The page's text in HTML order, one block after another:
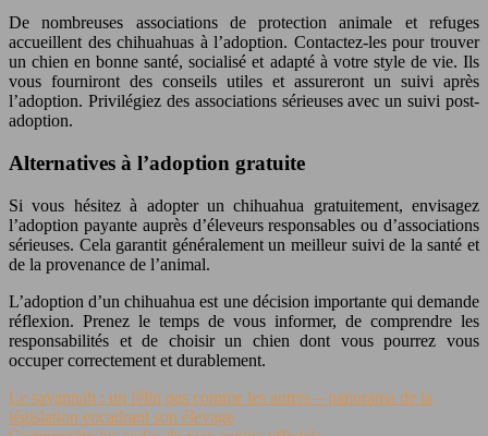
De nombreuses associations de protection animale et refuges
accueillent des chihuahuas à l’adoption. Contactez-les pour trouver
un chien en bonne santé, socialisé et adapté à votre style de vie. Ils
vous fourniront des conseils utiles et assureront un suivi après
l’adoption. Privilégiez des associations sérieuses avec un suivi post-
adoption.
Alternatives à l’adoption gratuite
Si vous hésitez à adopter un chihuahua gratuitement, envisagez
l’adoption payante auprès d’éleveurs responsables ou d’associations
sérieuses. Cela garantit généralement un meilleur suivi de la santé et
de la provenance de l’animal.
L’adoption d’un chihuahua est une décision importante qui demande
réflexion. Prenez le temps de vous informer, de comprendre les
responsabilités et de choisir un chien dont vous pourrez vous
occuper correctement et durablement.
Le savannah : un félin pas comme les autres – panorama de la
législation encadrant son élevage